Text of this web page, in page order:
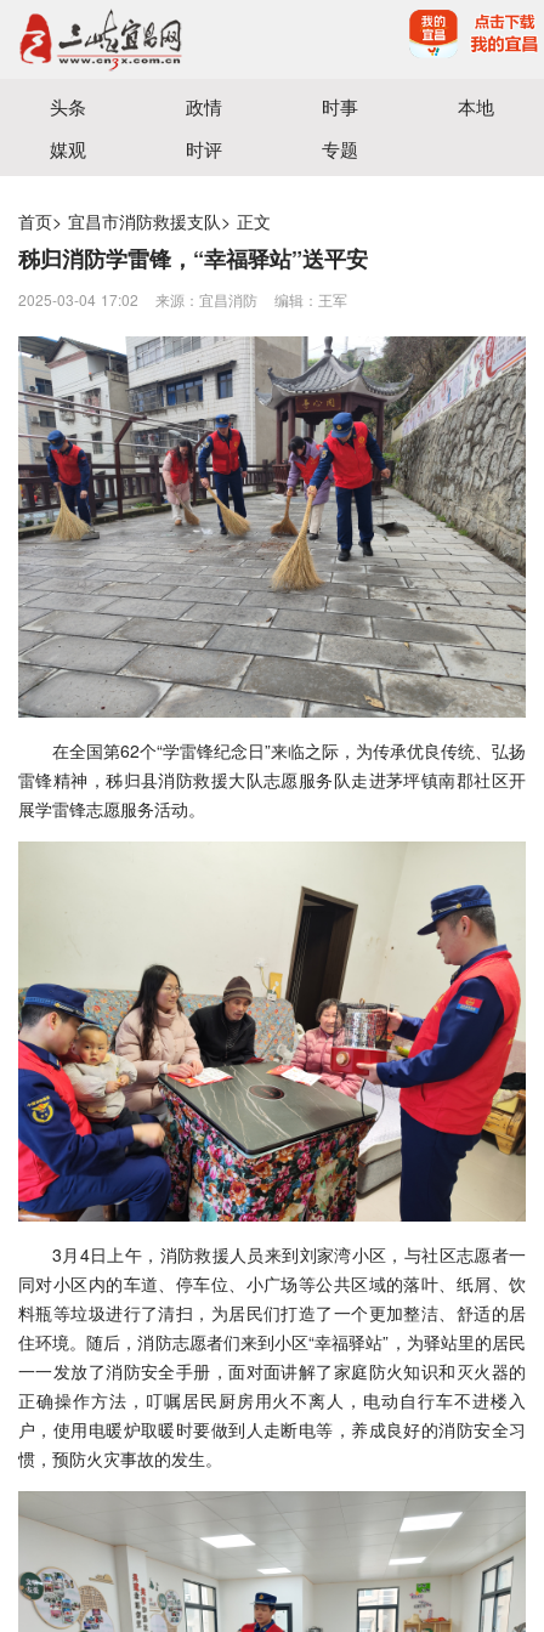
宜昌三峡融媒体中心主办
头条 政情 时事
本地
媒观
时评 专题
首页> 宜昌市消防救援支队> 正文
秭归消防学雷锋，“幸福驿站”送平安
2025-03-04 17:02 来源：宜昌消防 编辑：王军
在全国第62个“学雷锋纪念日”来临之际，为传承优良传统、弘扬
雷锋精神，秭归县消防救援大队志愿服务队走进茅坪镇南郡社区开
展学雷锋志愿服务活动。
3月4日上午，消防救援人员来到刘家湾小区，与社区志愿者一
同对小区内的车道、停车位、小广场等公共区域的落叶、纸屑、饮
料瓶等垃圾进行了清扫，为居民们打造了一个更加整洁、舒适的居
住环境。随后，消防志愿者们来到小区“幸福驿站”，为驿站里的居民
一一发放了消防安全手册，面对面讲解了家庭防火知识和灭火器的
正确操作方法，叮嘱居民厨房用火不离人，电动自行车不进楼入
户，使用电暖炉取暖时要做到人走断电等，养成良好的消防安全习
惯，预防火灾事故的发生。‌